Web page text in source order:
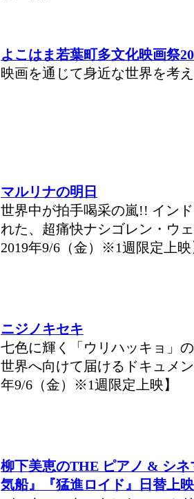
よこはま若葉町多文化映画祭
映画を通じて身近な世界を考
マルリナの明日
世界中が拍手喝采の嵐!! イン
れた、超痛快ナシゴレン・ウ
2019年9/6（金）※1週限定上映
ニジノキセキ
七色に輝く「ウリハッキョ」
世界へ向けて届けるドキュメ
年9/6（金）※1週限定上映】
柳下美恵のTHE ピアノ & シネ
気船』『猛進ロイド』日替上映